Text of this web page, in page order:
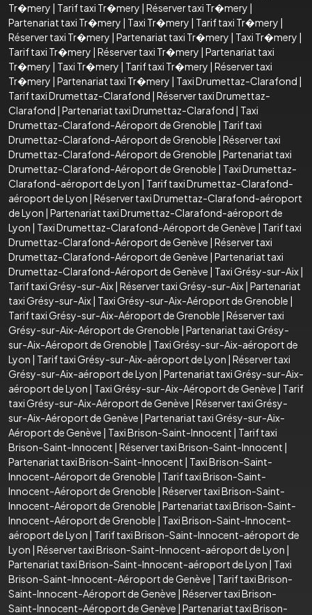
Tr�mery | Tarif taxi Tr�mery | Réserver taxi Tr�mery |
Partenariat taxi Tr�mery | Taxi Tr�mery | Tarif taxi Tr�mery |
Réserver taxi Tr�mery | Partenariat taxi Tr�mery | Taxi Tr�mery |
Tarif taxi Tr�mery | Réserver taxi Tr�mery | Partenariat taxi
Tr�mery | Taxi Tr�mery | Tarif taxi Tr�mery | Réserver taxi
Tr�mery | Partenariat taxi Tr�mery | Taxi Drumettaz-Clarafond |
Tarif taxi Drumettaz-Clarafond | Réserver taxi Drumettaz-
Clarafond | Partenariat taxi Drumettaz-Clarafond | Taxi
Drumettaz-Clarafond-Aéroport de Grenoble | Tarif taxi
Drumettaz-Clarafond-Aéroport de Grenoble | Réserver taxi
Drumettaz-Clarafond-Aéroport de Grenoble | Partenariat taxi
Drumettaz-Clarafond-Aéroport de Grenoble | Taxi Drumettaz-
Clarafond-aéroport de Lyon | Tarif taxi Drumettaz-Clarafond-
aéroport de Lyon | Réserver taxi Drumettaz-Clarafond-aéroport
de Lyon | Partenariat taxi Drumettaz-Clarafond-aéroport de
Lyon | Taxi Drumettaz-Clarafond-Aéroport de Genève | Tarif taxi
Drumettaz-Clarafond-Aéroport de Genève | Réserver taxi
Drumettaz-Clarafond-Aéroport de Genève | Partenariat taxi
Drumettaz-Clarafond-Aéroport de Genève | Taxi Grésy-sur-Aix|
Tarif taxi Grésy-sur-Aix| Réserver taxi Grésy-sur-Aix| Partenariat
taxi Grésy-sur-Aix| Taxi Grésy-sur-Aix-Aéroport de Grenoble |
Tarif taxi Grésy-sur-Aix-Aéroport de Grenoble | Réserver taxi
Grésy-sur-Aix-Aéroport de Grenoble | Partenariat taxi Grésy-
sur-Aix-Aéroport de Grenoble | Taxi Grésy-sur-Aix-aéroport de
Lyon | Tarif taxi Grésy-sur-Aix-aéroport de Lyon | Réserver taxi
Grésy-sur-Aix-aéroport de Lyon | Partenariat taxi Grésy-sur-Aix-
aéroport de Lyon | Taxi Grésy-sur-Aix-Aéroport de Genève | Tarif
taxi Grésy-sur-Aix-Aéroport de Genève | Réserver taxi Grésy-
sur-Aix-Aéroport de Genève | Partenariat taxi Grésy-sur-Aix-
Aéroport de Genève | Taxi Brison-Saint-Innocent | Tarif taxi
Brison-Saint-Innocent | Réserver taxi Brison-Saint-Innocent |
Partenariat taxi Brison-Saint-Innocent | Taxi Brison-Saint-
Innocent-Aéroport de Grenoble | Tarif taxi Brison-Saint-
Innocent-Aéroport de Grenoble | Réserver taxi Brison-Saint-
Innocent-Aéroport de Grenoble | Partenariat taxi Brison-Saint-
Innocent-Aéroport de Grenoble | Taxi Brison-Saint-Innocent-
aéroport de Lyon | Tarif taxi Brison-Saint-Innocent-aéroport de
Lyon | Réserver taxi Brison-Saint-Innocent-aéroport de Lyon |
Partenariat taxi Brison-Saint-Innocent-aéroport de Lyon | Taxi
Brison-Saint-Innocent-Aéroport de Genève | Tarif taxi Brison-
Saint-Innocent-Aéroport de Genève | Réserver taxi Brison-
Saint-Innocent-Aéroport de Genève | Partenariat taxi Brison-